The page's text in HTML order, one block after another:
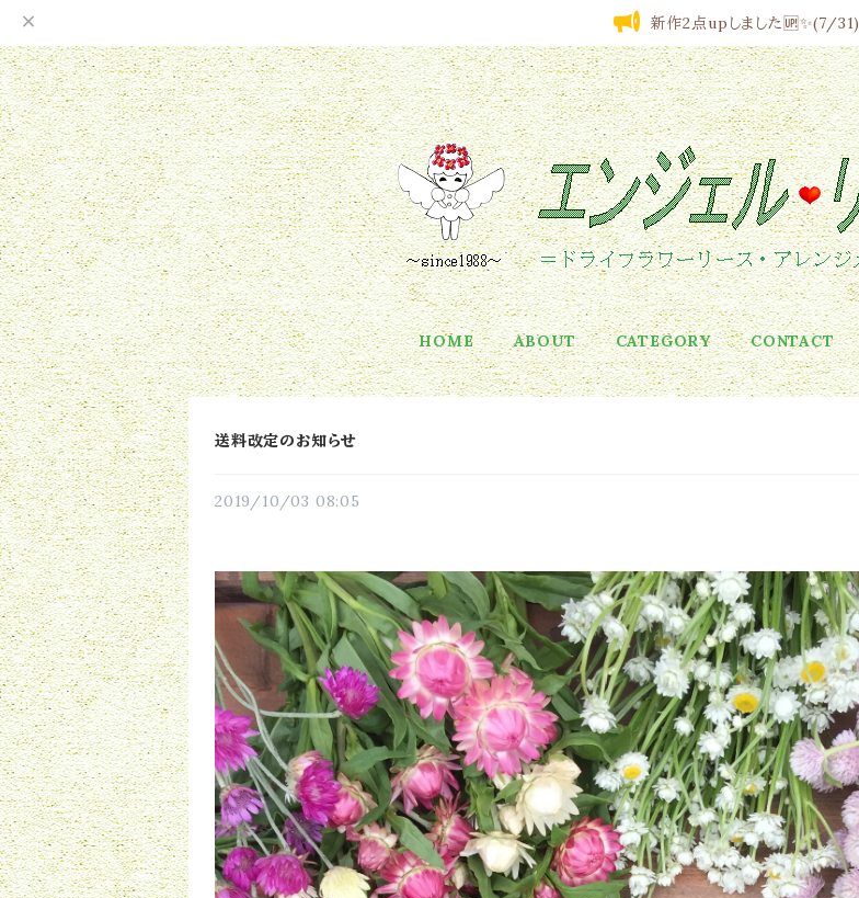
新作2点upしました🆙✨(7/31)
HOME ABOUT CATEGORY CONTACT
送料改定のお知らせ
2019/10/03 08:05